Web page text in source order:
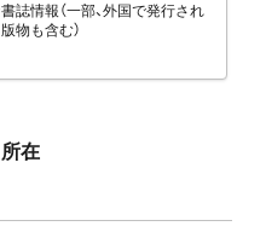
誌情報（一部、外国で発行され
物も含む）
所在